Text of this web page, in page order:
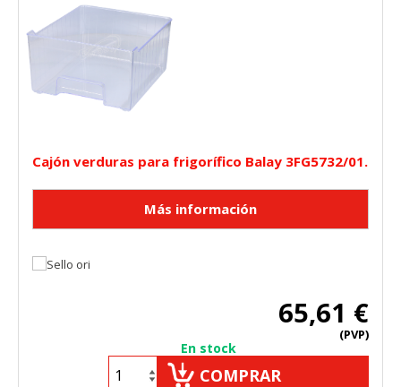
Cajón verduras para frigorífico Balay 3FG5732/01.
65,61 €
(PVP)
En stock
COMPRAR